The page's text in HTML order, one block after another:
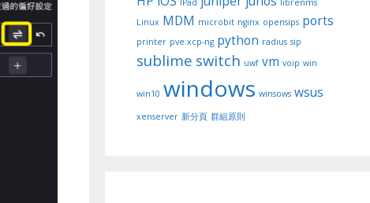
IPad
librenms
Linux MDM microbit nginx opensips ports
printer pve.xcp-ng python radius sip
sublime switch uwf vm voip win
win10 windows winsows wsus
xenserver 新分頁 群組原則